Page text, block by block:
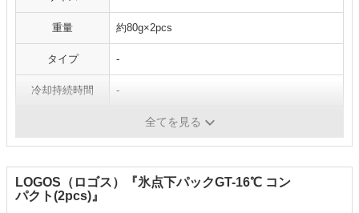
重量 約80g×2pcs
タイプ -
冷却持続時間 -
全てを見る
LOGOS（ロゴス）『氷点下パックGT-16℃ コン
パクト(2pcs)』